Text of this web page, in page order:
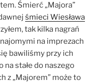
Śmierć „Majora”
śmieci Wiesława
tak kilka nagrań
na imprezach
bawiliśmy przy ich
na stałe do naszego
z „Majorem” może to